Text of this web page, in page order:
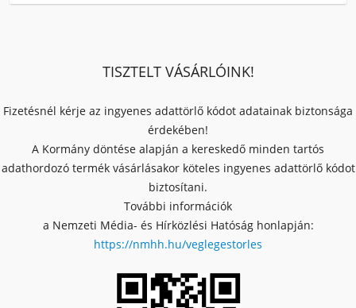
TISZTELT VÁSÁRLÓINK!
Fizetésnél kérje az ingyenes adattörlő kódot adatainak biztonsága
érdekében!
A Kormány döntése alapján a kereskedő minden tartós
adathordozó termék vásárlásakor köteles ingyenes adattörlő kódot
biztosítani.
További információk
a Nemzeti Média- és Hírközlési Hatóság honlapján:
https://nmhh.hu/veglegestorles